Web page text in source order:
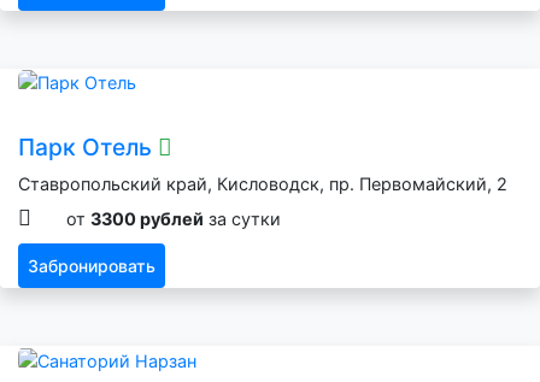
Парк Отель
Ставропольский край, Кисловодск, пр. Первомайский, 2
от 3300 рублей за сутки
Забронировать